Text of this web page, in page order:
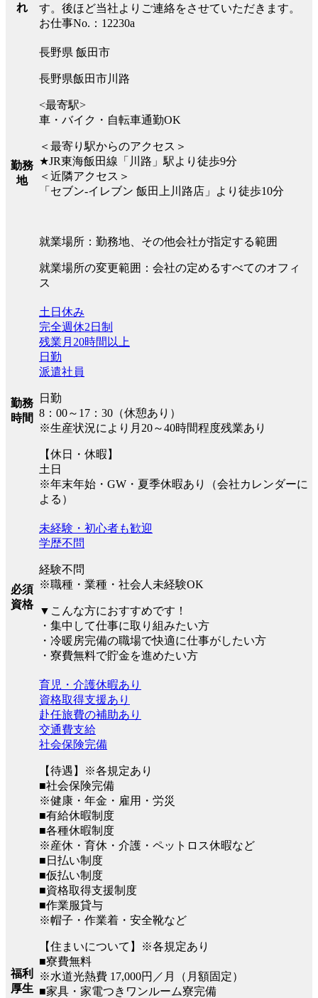
れ
す。後ほど当社よりご連絡をさせていただきます。
お仕事No.：12230a
勤務
地
長野県 飯田市
長野県飯田市川路
<最寄駅>
車・バイク・自転車通勤OK
＜最寄り駅からのアクセス＞
★JR東海飯田線「川路」駅より徒歩9分
＜近隣アクセス＞
「セブン-イレブン 飯田上川路店」より徒歩10分
就業場所：勤務地、その他会社が指定する範囲
就業場所の変更範囲：会社の定めるすべてのオフィ
ス
勤務
時間
土日休み
完全週休2日制
残業月20時間以上
日勤
派遣社員
日勤
8：00～17：30（休憩あり）
※生産状況により月20～40時間程度残業あり
【休日・休暇】
土日
※年末年始・GW・夏季休暇あり（会社カレンダーに
よる）
必須
資格
未経験・初心者も歓迎
学歴不問
経験不問
※職種・業種・社会人未経験OK
▼こんな方におすすめです！
・集中して仕事に取り組みたい方
・冷暖房完備の職場で快適に仕事がしたい方
・寮費無料で貯金を進めたい方
福利
厚生
育児・介護休暇あり
資格取得支援あり
赴任旅費の補助あり
交通費支給
社会保険完備
【待遇】※各規定あり
■社会保険完備
※健康・年金・雇用・労災
■有給休暇制度
■各種休暇制度
※産休・育休・介護・ペットロス休暇など
■日払い制度
■仮払い制度
■資格取得支援制度
■作業服貸与
※帽子・作業着・安全靴など
【住まいについて】※各規定あり
■寮費無料
※水道光熱費 17,000円／月（月額固定）
■家具・家電つきワンルーム寮完備